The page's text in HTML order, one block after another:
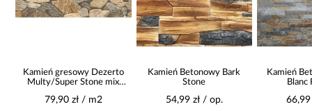
Kamień gresowy Dezerto
Multy/Super Stone mix
79,90 zł / m2
Kamień Betonowy Bark
Stone
54,99 zł / op.
Kamień
Blanc
66,99